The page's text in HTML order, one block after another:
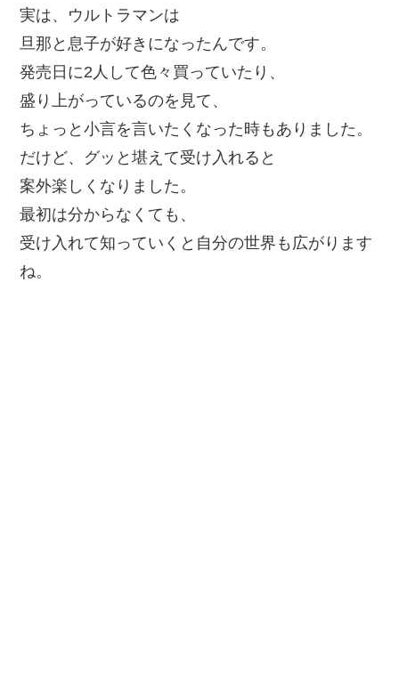
実は、ウルトラマンは
旦那と息子が好きになったんです。
発売日に2人して色々買っていたり、
盛り上がっているのを見て、
ちょっと小言を言いたくなった時もありました。
だけど、グッと堪えて受け入れると
案外楽しくなりました。
最初は分からなくても、
受け入れて知っていくと自分の世界も広がります
ね。